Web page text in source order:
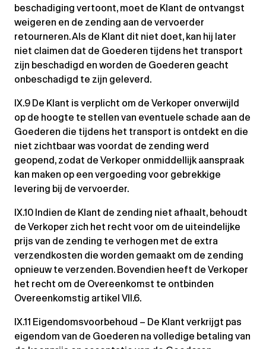
beschadiging vertoont, moet de Klant de ontvangst
weigeren en de zending aan de vervoerder
retourneren. Als de Klant dit niet doet, kan hij later
niet claimen dat de Goederen tijdens het transport
zijn beschadigd en worden de Goederen geacht
onbeschadigd te zijn geleverd.
IX.9 De Klant is verplicht om de Verkoper onverwijld
op de hoogte te stellen van eventuele schade aan de
Goederen die tijdens het transport is ontdekt en die
niet zichtbaar was voordat de zending werd
geopend, zodat de Verkoper onmiddellijk aanspraak
kan maken op een vergoeding voor gebrekkige
levering bij de vervoerder.
IX.10 Indien de Klant de zending niet afhaalt, behoudt
de Verkoper zich het recht voor om de uiteindelijke
prijs van de zending te verhogen met de extra
verzendkosten die worden gemaakt om de zending
opnieuw te verzenden. Bovendien heeft de Verkoper
het recht om de Overeenkomst te ontbinden
Overeenkomstig artikel VII.6.
IX.11 Eigendomsvoorbehoud – De Klant verkrijgt pas
eigendom van de Goederen na volledige betaling van